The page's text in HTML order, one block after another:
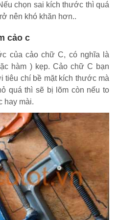
chọn sai kích thước thì quá
nên khó khăn hơn..
cảo c
của cảo chữ C, có nghĩa là
hàm ) kẹp. Cảo chữ C bạn
tiêu chí bề mặt kích thước mà
quá thì sẽ bị lõm còn nếu to
hay mài.